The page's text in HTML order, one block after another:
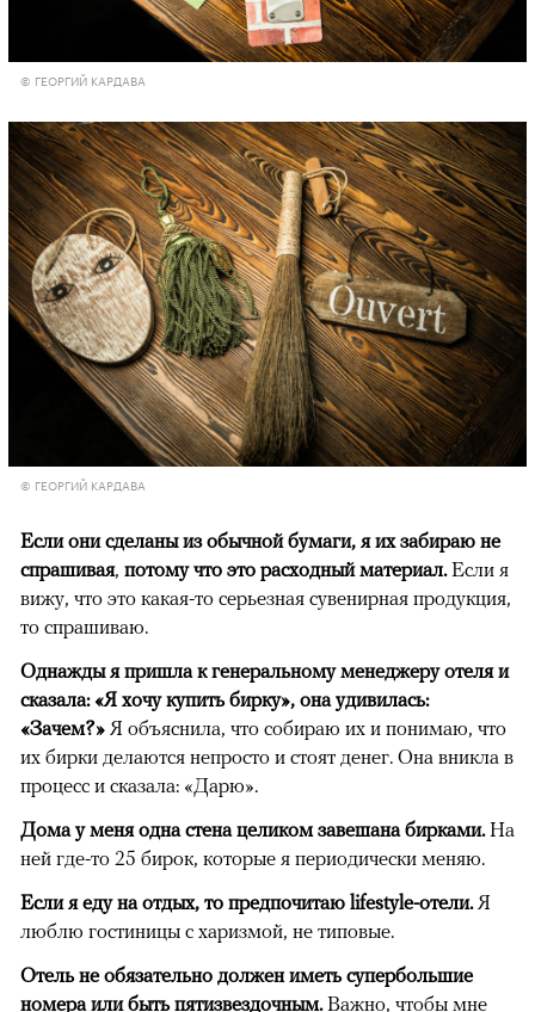
© ГЕОРГИЙ КАРДАВА
© ГЕОРГИЙ КАРДАВА
Если они сделаны из обычной бумаги, я их забираю не
спрашивая, потому что это расходный материал.Если я
вижу, что это какая-то серьезная сувенирная продукция,
то спрашиваю.
Однажды я пришла к генеральному менеджеру отеля и
сказала: «Я хочу купить бирку», она удивилась:
«Зачем?» Я объяснила, что собираю их и понимаю, что
их бирки делаются непросто и стоят денег. Она вникла в
процесс и сказала: «Дарю».
Дома у меня одна стена целиком завешана бирками.На
ней где-то 25 бирок, которые я периодически меняю.
Если я еду на отдых, то предпочитаю lifestyle-отели.Я
люблю гостиницы с харизмой, не типовые.
Отель не обязательно должен иметь супербольшие
номера или быть пятизвездочным.Важно, чтобы мне